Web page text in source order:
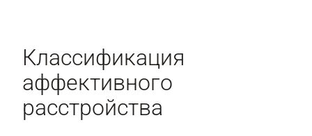
Классификация
аффективного
расстройства